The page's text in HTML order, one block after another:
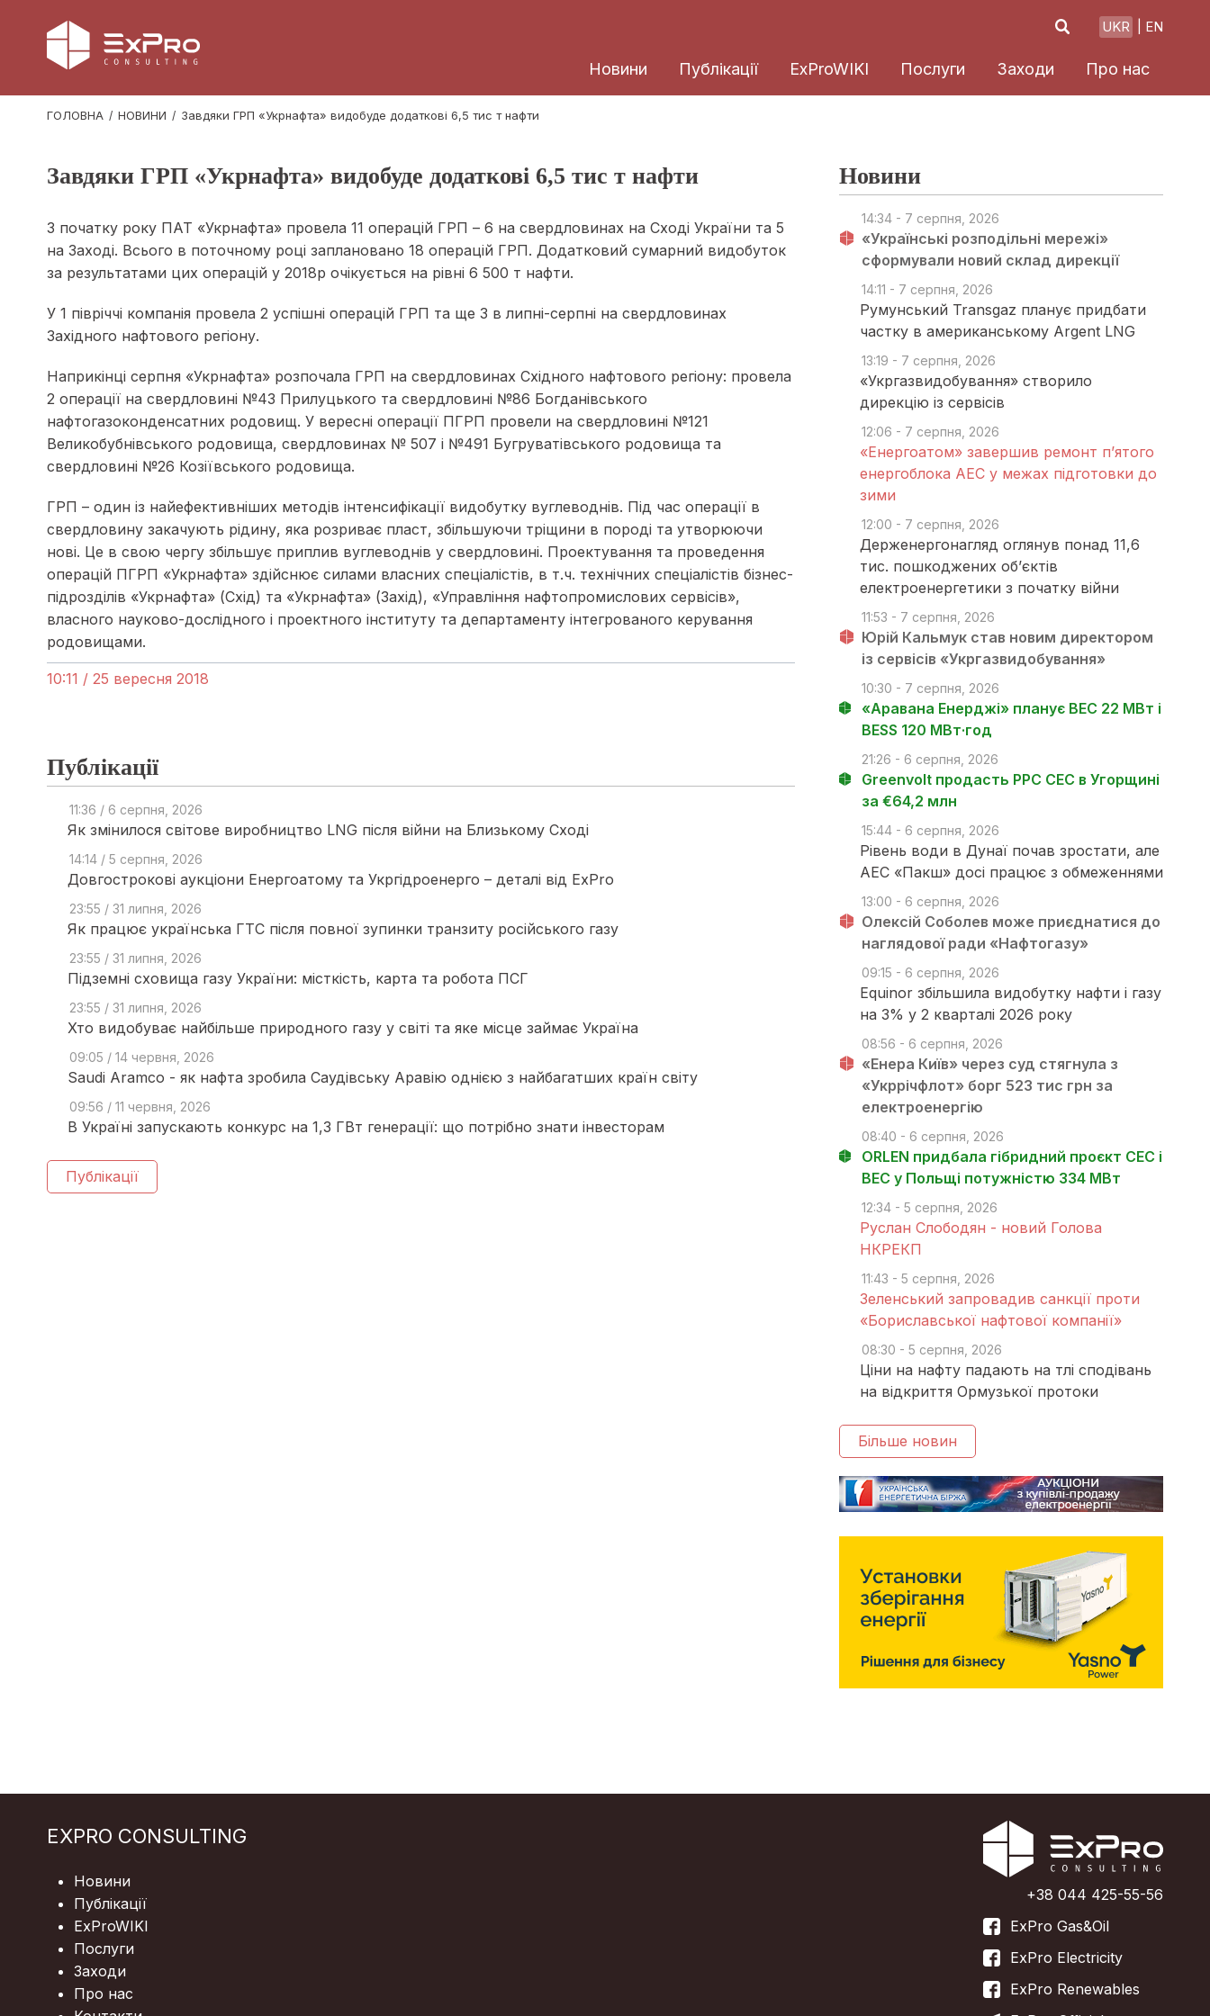
UKR EN
Новини Публікації ExProWIKI Послуги Заходи Про нас
ГОЛОВНА НОВИНИ Завдяки ГРП «Укрнафта» видобуде додаткові 6,5 тис т нафти
Завдяки ГРП «Укрнафта» видобуде додаткові 6,5 тис т нафти
З початку року ПАТ «Укрнафта» провела 11 операцій ГРП – 6 на свердловинах на Сході України та 5
на Заході. Всього в поточному році заплановано 18 операцій ГРП. Додатковий сумарний видобуток
за результатами цих операцій у 2018р очікується на рівні 6 500 т нафти.
У 1 півріччі компанія провела 2 успішні операцій ГРП та ще 3 в липні-серпні на свердловинах
Західного нафтового регіону.
Наприкінці серпня «Укрнафта» розпочала ГРП на свердловинах Східного нафтового регіону: провела
2 операції на свердловині №43 Прилуцького та свердловині №86 Богданівського
нафтогазоконденсатних родовищ. У вересні операції ПГРП провели на свердловині №121
Великобубнівського родовища, свердловинах № 507 і №491 Бугруватівського родовища та
свердловині №26 Козіївського родовища.
ГРП – один із найефективніших методів інтенсифікації видобутку вуглеводнів. Під час операції в
свердловину закачують рідину, яка розриває пласт, збільшуючи тріщини в породі та утворюючи
нові. Це в свою чергу збільшує приплив вуглеводнів у свердловині. Проектування та проведення
операцій ПГРП «Укрнафта» здійснює силами власних спеціалістів, в т.ч. технічних спеціалістів бізнес-
підрозділів «Укрнафта» (Схід) та «Укрнафта» (Захід), «Управління нафтопромислових сервісів»,
власного науково-дослідного і проектного інституту та департаменту інтегрованого керування
родовищами.
10:11 / 25 вересня 2018
Публікації
11:36 / 6 серпня, 2026
Як змінилося світове виробництво LNG після війни на Близькому Сході
14:14 / 5 серпня, 2026
Довгострокові аукціони Енергоатому та Укргідроенерго – деталі від ExPro
23:55 / 31 липня, 2026
Як працює українська ГТС після повної зупинки транзиту російського газу
23:55 / 31 липня, 2026
Підземні сховища газу України: місткість, карта та робота ПСГ
23:55 / 31 липня, 2026
Хто видобуває найбільше природного газу у світі та яке місце займає Україна
09:05 / 14 червня, 2026
Saudi Aramco - як нафта зробила Саудівську Аравію однією з найбагатших країн світу
09:56 / 11 червня, 2026
В Україні запускають конкурс на 1,3 ГВт генерації: що потрібно знати інвесторам
Публікації
Новини
14:34 - 7 серпня, 2026
«Українські розподільні мережі»
сформували новий склад дирекції
14:11 - 7 серпня, 2026
Румунський Transgaz планує придбати
частку в американському Argent LNG
13:19 - 7 серпня, 2026
«Укргазвидобування» створило
дирекцію із сервісів
12:06 - 7 серпня, 2026
«Енергоатом» завершив ремонт п’ятого
енергоблока АЕС у межах підготовки до
зими
12:00 - 7 серпня, 2026
Держенергонагляд оглянув понад 11,6
тис. пошкоджених об’єктів
електроенергетики з початку війни
11:53 - 7 серпня, 2026
Юрій Кальмук став новим директором
із сервісів «Укргазвидобування»
10:30 - 7 серпня, 2026
«Аравана Енерджі» планує ВЕС 22 МВт і
BESS 120 МВт·год
21:26 - 6 серпня, 2026
Greenvolt продасть PPC СЕС в Угорщині
за €64,2 млн
15:44 - 6 серпня, 2026
Рівень води в Дунаї почав зростати, але
АЕС «Пакш» досі працює з обмеженнями
13:00 - 6 серпня, 2026
Олексій Соболев може приєднатися до
наглядової ради «Нафтогазу»
09:15 - 6 серпня, 2026
Equinor збільшила видобутку нафти і газу
на 3% у 2 кварталі 2026 року
08:56 - 6 серпня, 2026
«Енера Київ» через суд стягнула з
«Укррічфлот» борг 523 тис грн за
електроенергію
08:40 - 6 серпня, 2026
ORLEN придбала гібридний проєкт СЕС і
ВЕС у Польщі потужністю 334 МВт
12:34 - 5 серпня, 2026
Руслан Слободян - новий Голова
НКРЕКП
11:43 - 5 серпня, 2026
Зеленський запровадив санкції проти
«Бориславської нафтової компанії»
08:30 - 5 серпня, 2026
Ціни на нафту падають на тлі сподівань
на відкриття Ормузької протоки
Більше новин
EXPRO CONSULTING
Новини
Публікації
ExProWIKI
Послуги
Заходи
Про нас
+38 044 425-55-56
ExPro Gas&Oil
ExPro Electricity
ExPro Renewables